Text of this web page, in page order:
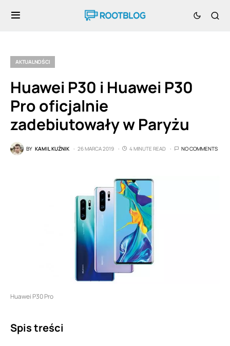
AKTUALNOŚCI
Huawei P30 i Huawei P30
Pro oficjalnie
zadebiutowały w Paryżu
BY KAMIL KUŹNIK 26 MARCA 2019 4 MINUTE READ NO COMMENTS
Huawei P30 Pro
Spis treści